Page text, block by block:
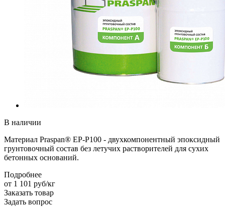
В наличии
Материал Praspan® EP-P100 - двухкомпонентный эпоксидный
грунтовочный состав без летучих растворителей для сухих
бетонных оснований.
Подробнее
от 1 101 руб/кг
Заказать товар
Задать вопрос